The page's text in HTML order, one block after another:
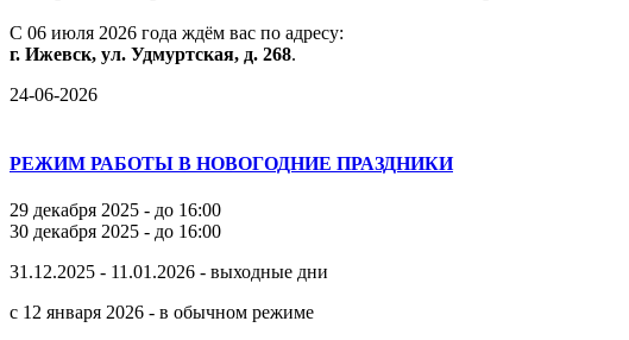
С 06 июля 2026 года ждём вас по адресу:
г. Ижевск, ул. Удмуртская, д. 268.
24-06-2026
РЕЖИМ РАБОТЫ В НОВОГОДНИЕ ПРАЗДНИКИ
29 декабря 2025 - до 16:00
30 декабря 2025 - до 16:00
31.12.2025 - 11.01.2026 - выходные дни
с 12 января 2026 - в обычном режиме